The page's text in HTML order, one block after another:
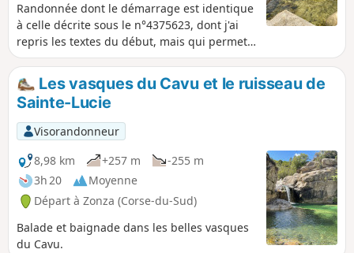
Randonnée dont le démarrage est identique
à celle décrite sous le n°4375623, dont j'ai
repris les textes du début, mais qui permet
de revenir par un chemin différent, avec une
partie en aqua-rando, et une arrivée sur les
3 piscines, ce qui évite de faire des allers-
retours comme sur le tracé initial que nous
avions choisi.
Les vasques du Cavu et le ruisseau de
Sainte-Lucie
Visorandonneur
8,98 km
+257 m
-255 m
3h 20
Moyenne
Départ à Zonza (Corse-du-Sud)
Balade et baignade dans les belles vasques
du Cavu.